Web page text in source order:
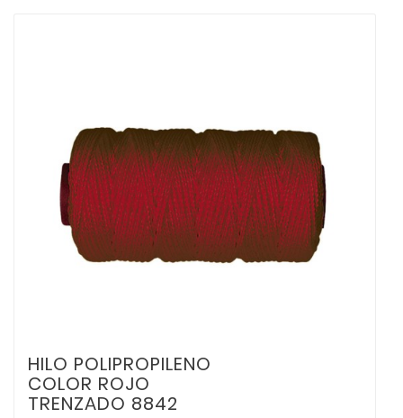
HILO POLIPROPILENO
COLOR ROJO
TRENZADO 8842